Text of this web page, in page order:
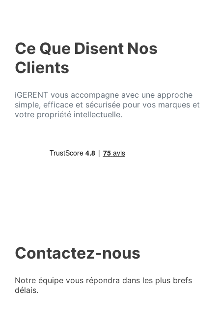
Ce Que Disent Nos
Clients
iGERENT vous accompagne avec une approche
simple, efficace et sécurisée pour vos marques et
votre propriété intellectuelle.
Contactez-nous
Notre équipe vous répondra dans les plus brefs
délais.